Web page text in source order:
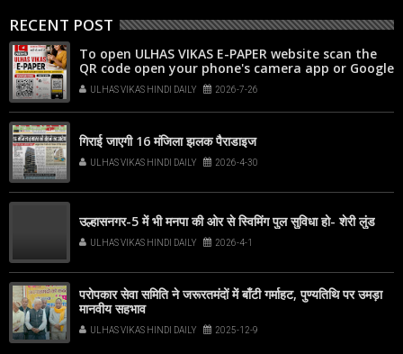
RECENT POST
To open ULHAS VIKAS E-PAPER website scan the
QR code open your phone's camera app or Google
Lens, point it at the code, and tap the web link
popup that appears on your screen
ULHAS VIKAS HINDI DAILY 2026-7-26
गिराई जाएगी 16 मंजिला झलक पैराडाइज
ULHAS VIKAS HINDI DAILY 2026-4-30
उल्हासनगर-5 में भी मनपा की ओर से स्विमिंग पुल सुविधा हो- शेरी लुंड
ULHAS VIKAS HINDI DAILY 2026-4-1
परोपकार सेवा समिति ने जरूरतमंदों में बाँटी गर्माहट, पुण्यतिथि पर उमड़ा
मानवीय सहभाव
ULHAS VIKAS HINDI DAILY 2025-12-9